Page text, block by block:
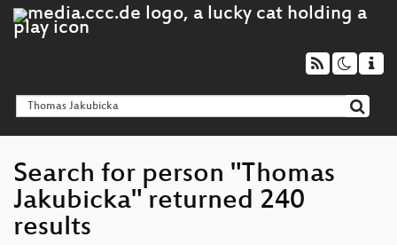
Search for person "Thomas
Jakubicka" returned 240
results